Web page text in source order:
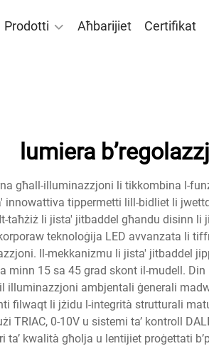
Prodotti Aħbarijiet Certifikat
lumiera
għall-illuminazzjoni li tikkombina l-
tippermetti lill-bidliet li
taħżiż li jista' jitbaddel għandu disinn
teknoloġija LED avvanzata li
Il-mekkanizmu li jista' jitbaddel
15 sa 45 grad skont il-mudell.
illuminazzjoni ambjentali ġenerali
filwaqt li jżidu l-integrità strutturali
0-10V u sistemi ta’ kontroll
kwalità għolja u lentijiet proġettati